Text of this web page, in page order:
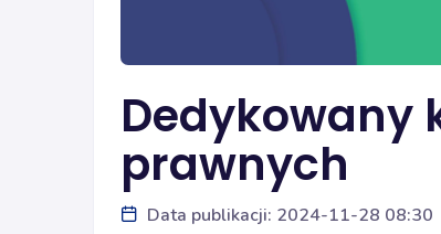
Dedykowany
prawnych
Data publikacji: 2024-11-28 08:30